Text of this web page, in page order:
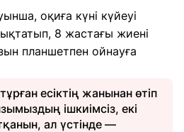
оқиға күні күйеуі
8 жастағы жиені
планшетпен ойнауға
есіктің жанынан өтіп
ішкиімсіз, екі
ал үстінде —